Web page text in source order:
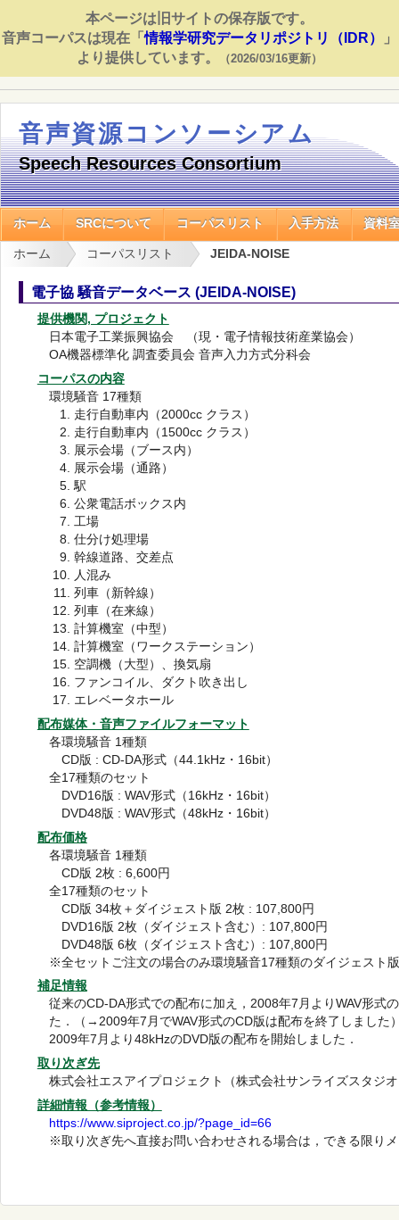
本ページは旧サイトの保存版です。
音声コーパスは現在「情報学研究データリポジトリ（IDR）
」
より提供しています。
（2026/03/16更新）
音声資源コンソーシアム
Speech Resources Consortium
ホーム SRCについて コーパスリスト 入手方法 資料
ホーム コーパスリスト JEIDA-NOISE
電子協 騒音データベース (JEIDA-NOISE)
提供機関, プロジェクト
日本電子工業振興協会 （現・電子情報技術産業協会）
OA機器標準化 調査委員会 音声入力方式分科会
コーパスの内容
環境騒音 17種類
走行自動車内（2000cc クラス）
走行自動車内（1500cc クラス）
展示会場（ブース内）
展示会場（通路）
駅
公衆電話ボックス内
工場
仕分け処理場
幹線道路、交差点
人混み
列車（新幹線）
列車（在来線）
計算機室（中型）
計算機室（ワークステーション）
空調機（大型）、換気扇
ファンコイル、ダクト吹き出し
エレベータホール
配布媒体・音声ファイルフォーマット
各環境騒音 1種類
CD版 : CD-DA形式（44.1kHz・16bit）
全17種類のセット
DVD16版 : WAV形式（16kHz・16bit）
DVD48版 : WAV形式（48kHz・16bit）
配布価格
各環境騒音 1種類
CD版 2枚 : 6,600円
全17種類のセット
CD版 34枚＋ダイジェスト版 2枚 : 107,800円
DVD16版 2枚（ダイジェスト含む）: 107,800円
DVD48版 6枚（ダイジェスト含む）: 107,800円
※全セットご注文の場合のみ環境騒音17種類のダイジェスト
補足情報
従来のCD-DA形式での配布に加え，2008年7月よりWAV形式の
た．（→2009年7月でWAV形式のCD版は配布を終了しました
2009年7月より48kHzのDVD版の配布を開始しました．
取り次ぎ先
株式会社エスアイプロジェクト（株式会社サンライズスタジ
詳細情報（参考情報）
https://www.siproject.co.jp/?page_id=66
※取り次ぎ先へ直接お問い合わせされる場合は，できる限り